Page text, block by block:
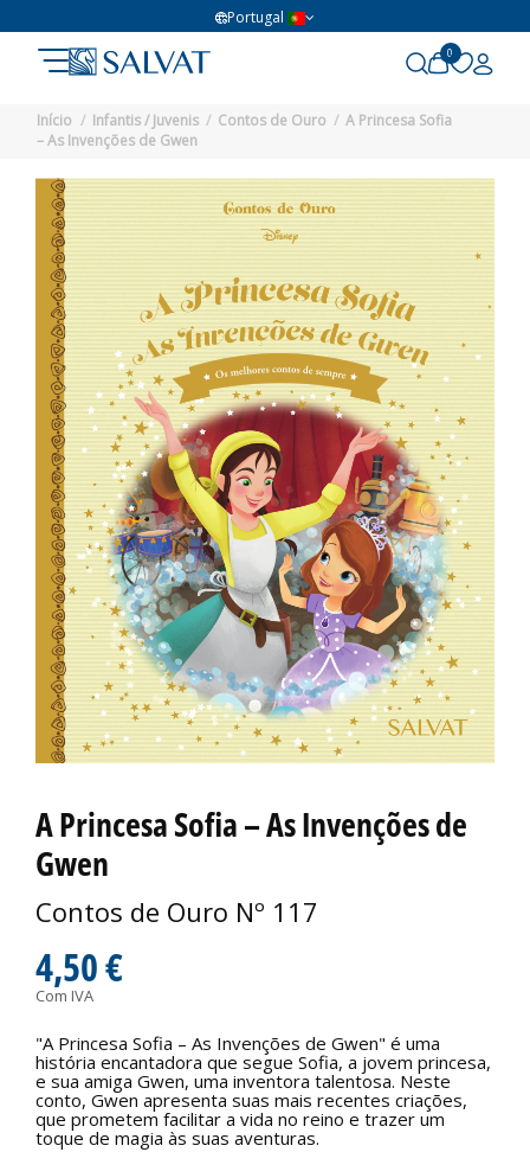
Portugal
0
Início Infantis / Juvenis Contos de Ouro
A Princesa Sofia
– As Invenções de Gwen
A Princesa Sofia – As Invenções de
Gwen
Contos de Ouro Nº 117
4,50 €
Com IVA
"A Princesa Sofia – As Invenções de Gwen" é uma
história encantadora que segue Sofia, a jovem princesa,
e sua amiga Gwen, uma inventora talentosa. Neste
conto, Gwen apresenta suas mais recentes criações,
que prometem facilitar a vida no reino e trazer um
toque de magia às suas aventuras.